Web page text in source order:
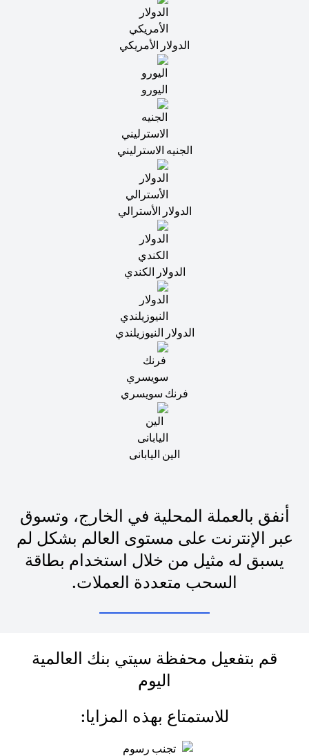
الدولار الأمريكي
اليورو
الجنيه الاسترليني
الدولار الأسترالي
الدولار الكندي
الدولار النيوزيلندي
فرنك سويسري
الين اليابانى
أنفق بالعملة المحلية في الخارج، وتسوق
عبر الإنترنت على مستوى العالم بشكل لم
يسبق له مثيل من خلال استخدام بطاقة
السحب متعددة العملات.
قم بتفعيل محفظة سيتي بنك العالمية
اليوم
للاستمتاع بهذه المزايا: